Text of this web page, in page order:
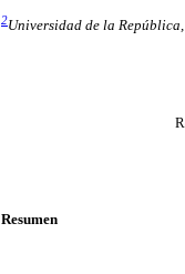
2Universidad de la
Resumen